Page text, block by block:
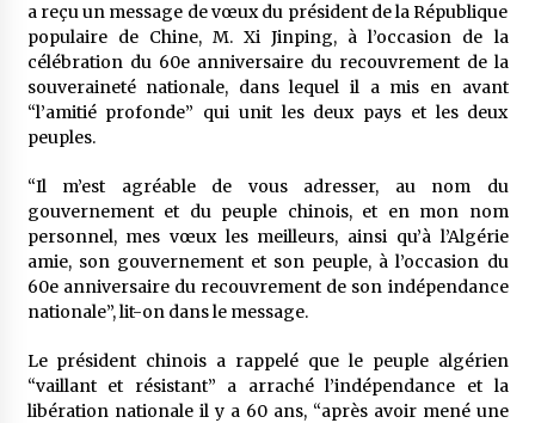
a reçu un message de vœux du président de la République
populaire de Chine, M. Xi Jinping, à l’occasion de la
célébration du 60e anniversaire du recouvrement de la
souveraineté nationale, dans lequel il a mis en avant
“l’amitié profonde” qui unit les deux pays et les deux
peuples.
“Il m’est agréable de vous adresser, au nom du
gouvernement et du peuple chinois, et en mon nom
personnel, mes vœux les meilleurs, ainsi qu’à l’Algérie
amie, son gouvernement et son peuple, à l’occasion du
60e anniversaire du recouvrement de son indépendance
nationale”, lit-on dans le message.
Le président chinois a rappelé que le peuple algérien
“vaillant et résistant” a arraché l’indépendance et la
libération nationale il y a 60 ans, “après avoir mené une